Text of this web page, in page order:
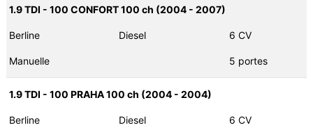
1.9 TDI - 100 CONFORT 100 ch (2004 - 2007)
Berline Diesel 6 CV
Manuelle 5 portes
1.9 TDI - 100 PRAHA 100 ch (2004 - 2004)
Berline Diesel 6 CV